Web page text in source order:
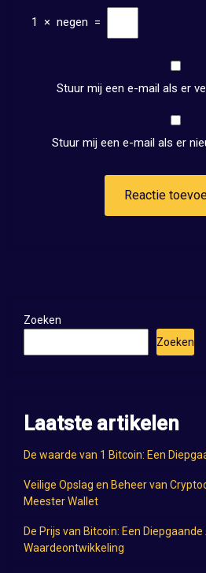
1 × negen =
Stuur mij een e-mail als er
Stuur mij een e-mail als er
Zoeken
Zoeken
Laatste artikelen
De waarde van 1 Bitcoin: Een
Veilige Opslag en Beheer van
Meester Wallet
De Prijs van Bitcoin: Een
Waardeontwikkeling